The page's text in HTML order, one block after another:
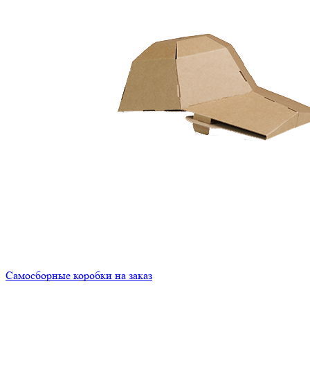
Самосборные коробки на заказ